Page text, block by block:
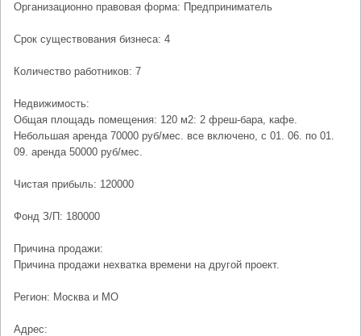
Организационно правовая форма: Предприниматель
Срок существования бизнеса: 4
Количество работников: 7
Недвижимость:
Общая площадь помещения: 120 м2: 2 фреш-бара, кафе.
Небольшая аренда 70000 руб/мес. все включено, с 01. 06. по 01.
09. аренда 50000 руб/мес.
Чистая прибыль: 120000
Фонд З/П: 180000
Причина продажи:
Причина продажи нехватка времени на другой проект.
Регион: Москва и МО
Адрес: